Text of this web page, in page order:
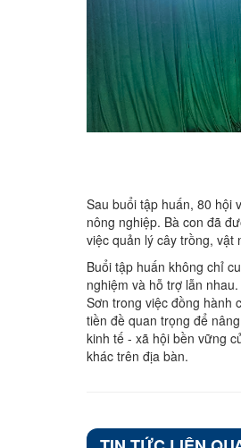
Sau buổi tập huấn, 80 hội
nông nghiệp. Bà con đã
việc quản lý cây trồng, vật
Buổi tập huấn không chỉ
nghiệm và hỗ trợ lẫn
Sơn trong việc đồng hành
tiền đề quan trọng để
kinh tế - xã hội bền vững
khác trên địa bàn.